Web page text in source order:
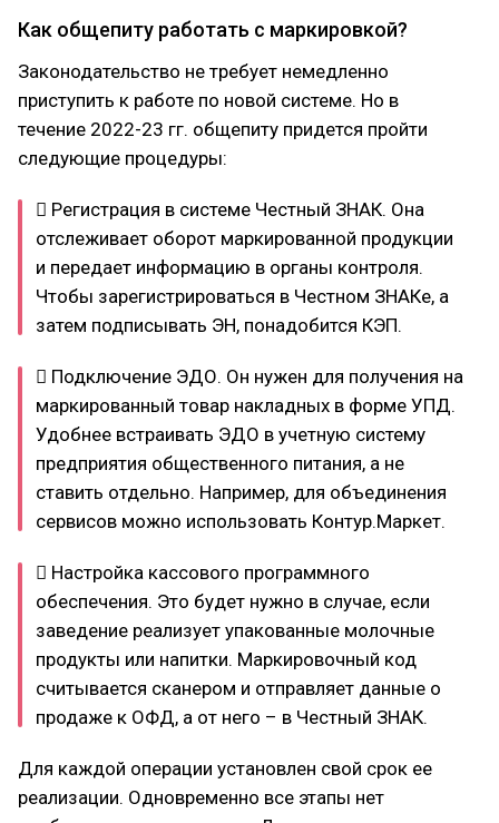
Как общепиту работать с маркировкой?
Законодательство не требует немедленно
приступить к работе по новой системе. Но в
течение 2022-23 гг. общепиту придется пройти
следующие процедуры:
 Регистрация в системе Честный ЗНАК. Она
отслеживает оборот маркированной продукции
и передает информацию в органы контроля.
Чтобы зарегистрироваться в Честном ЗНАКе, а
затем подписывать ЭН, понадобится КЭП.
 Подключение ЭДО. Он нужен для получения на
маркированный товар накладных в форме УПД.
Удобнее встраивать ЭДО в учетную систему
предприятия общественного питания, а не
ставить отдельно. Например, для объединения
сервисов можно использовать Контур.Маркет.
 Настройка кассового программного
обеспечения. Это будет нужно в случае, если
заведение реализует упакованные молочные
продукты или напитки. Маркировочный код
считывается сканером и отправляет данные о
продаже к ОФД, а от него – в Честный ЗНАК.
Для каждой операции установлен свой срок ее
реализации. Одновременно все этапы нет